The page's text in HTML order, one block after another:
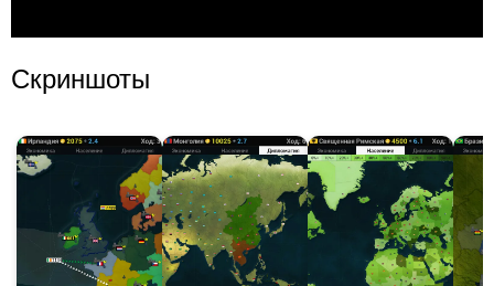
Скриншоты